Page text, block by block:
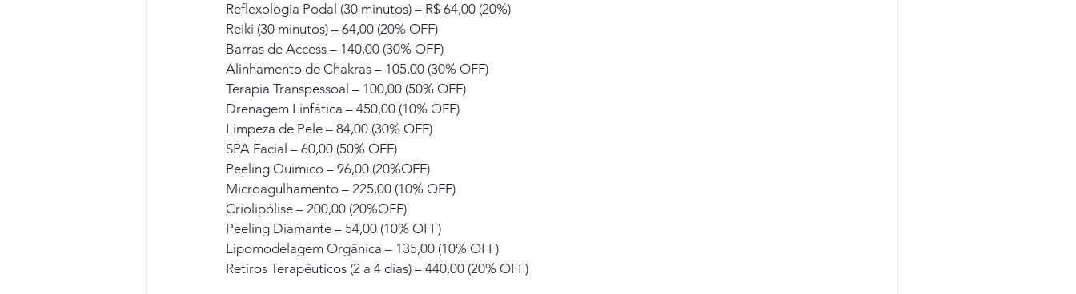
Reflexologia Podal (30 minutos) – R$ 64,00 (20%)
Reiki (30 minutos) – 64,00 (20% OFF)
Barras de Access – 140,00 (30% OFF)
Alinhamento de Chakras – 105,00 (30% OFF)
Terapia Transpessoal – 100,00 (50% OFF)
Drenagem Linfática – 450,00 (10% OFF)
Limpeza de Pele – 84,00 (30% OFF)
SPA Facial – 60,00 (50% OFF)
Peeling Quimico – 96,00 (20%OFF)
Microagulhamento – 225,00 (10% OFF)
Criolipólise – 200,00 (20%OFF)
Peeling Diamante – 54,00 (10% OFF)
Lipomodelagem Orgânica – 135,00 (10% OFF)
Retiros Terapêuticos (2 a 4 dias) – 440,00 (20% OFF)